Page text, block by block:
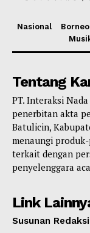
Nasional
Tentang
PT. Interaksi
penerbitan akta
Batulicin,
menaungi
terkait dengan
penyelenggara
Link
Susunan Redaksi